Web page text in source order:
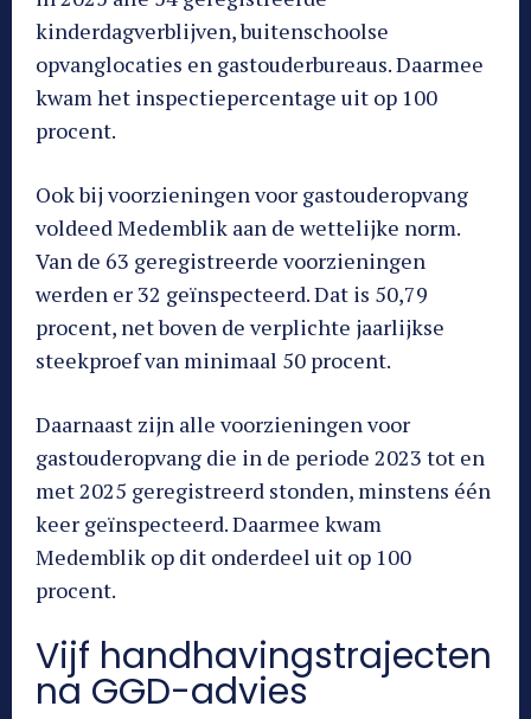
kinderdagverblijven, buitenschoolse
opvanglocaties en gastouderbureaus. Daarmee
kwam het inspectiepercentage uit op 100
procent.
Ook bij voorzieningen voor gastouderopvang
voldeed Medemblik aan de wettelijke norm.
Van de 63 geregistreerde voorzieningen
werden er 32 geïnspecteerd. Dat is 50,79
procent, net boven de verplichte jaarlijkse
steekproef van minimaal 50 procent.
Daarnaast zijn alle voorzieningen voor
gastouderopvang die in de periode 2023 tot en
met 2025 geregistreerd stonden, minstens één
keer geïnspecteerd. Daarmee kwam
Medemblik op dit onderdeel uit op 100
procent.
Vijf handhavingstrajecten
na GGD-advies